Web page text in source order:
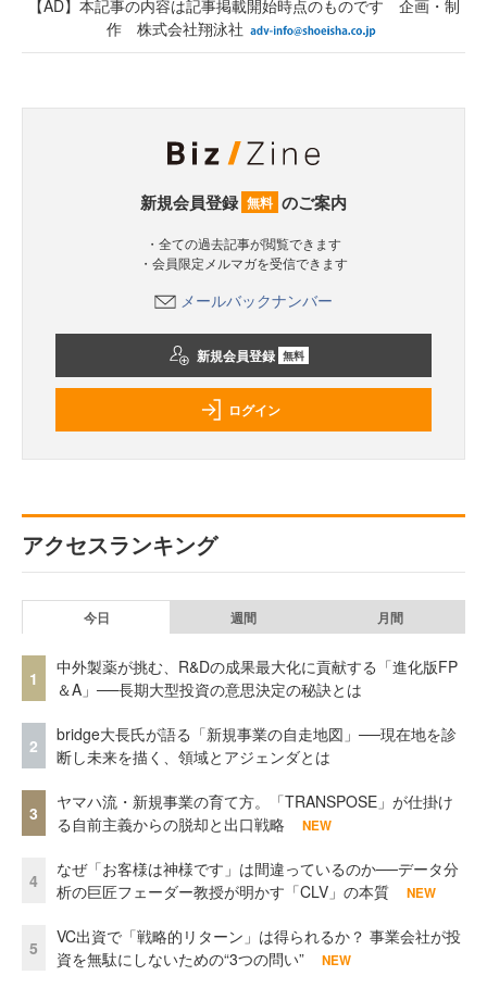
【AD】本記事の内容は記事掲載開始時点のものです 企画・制
作 株式会社翔泳社
新規会員登録 無料 のご案内
・全ての過去記事が閲覧できます
・会員限定メルマガを受信できます
メールバックナンバー
新規会員登録 無料
ログイン
アクセスランキング
今日 週間 月間
1
中外製薬が挑む、R&Dの成果最大化に貢献する「進化版FP
＆A」──長期大型投資の意思決定の秘訣とは
2
bridge大長氏が語る「新規事業の自走地図」──現在地を診
断し未来を描く、領域とアジェンダとは
3
ヤマハ流・新規事業の育て方。「TRANSPOSE」が仕掛け
る自前主義からの脱却と出口戦略
NEW
4
なぜ「お客様は神様です」は間違っているのか──データ分
析の巨匠フェーダー教授が明かす「CLV」の本質
NEW
5
VC出資で「戦略的リターン」は得られるか？ 事業会社が投
資を無駄にしないための“3つの問い”
NEW